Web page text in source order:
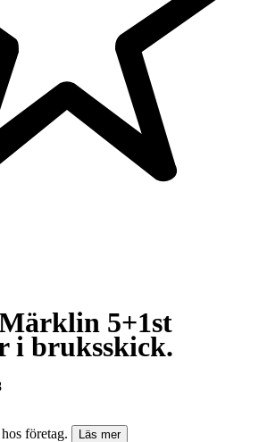
5+1st
i bruksskick.
företag.
Läs mer